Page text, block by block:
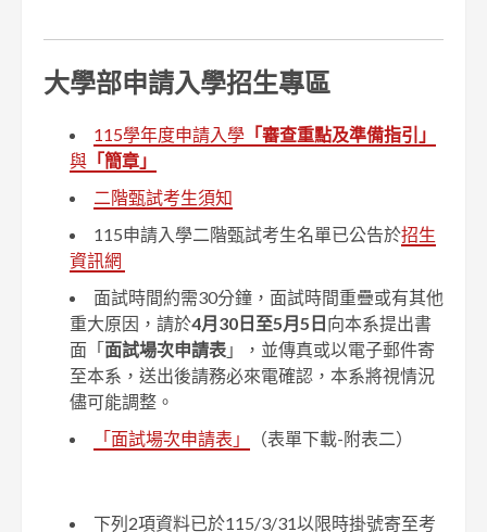
大學部申請入學招生專區
115學年度申請入學 「審查重點及準備指引」
與 「簡章」
二階甄試考生須知
115申請入學二階甄試考生名單已公告於招生
資訊網
面試時間約需30分鐘，面試時間重疊或有其他
重大原因，請於4月30日至5月5 日 向本系提出書
面「 面試場次申請表 」，並傳真或以電子郵件寄
至本系，送出後請務必來電確認，本系將視情況
儘可能調整。
「面試場次申請表」
（表單下載-附表二）
下列2項資料已於115/3/31以限時掛號寄至考